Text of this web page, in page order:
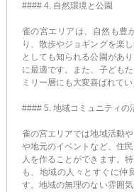
#### 4. 自然環境と公園
雀の宮エリアは、自然も豊
り、散歩やジョギングを楽
としても知られる公園があ
に最適です。また、子ども
ミリー層にも大変喜ばれてい
#### 5. 地域コミュニティの
雀の宮エリアでは地域活動
や地元のイベントなど、住
人を作ることができます。
も、地域の人々とすぐに仲
す。地域の無理のない雰囲